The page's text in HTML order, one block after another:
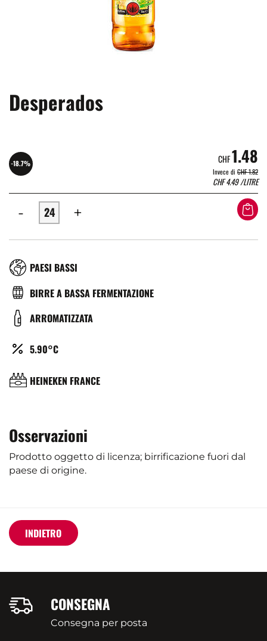
Desperados
-18.7% CHF1.48
Invece di CHF 1.82
CHF4.49/LITRE
- +
RÉGION
PAESI BASSI
TYPE
BIÈRE
BIRRE A BASSA FERMENTAZIONE
COULEUR
ARROMATIZZATA
ALCOOL
5.90°C
BRASSERIE
HEINEKEN FRANCE
Osservazioni
Prodotto oggetto di licenza; birrificazione fuori dal
paese di origine.
INDIETRO
CONSEGNA
Consegna per posta